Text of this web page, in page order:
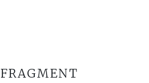
FRAGMENT